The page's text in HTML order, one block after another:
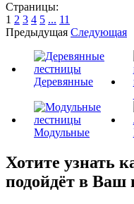
Страницы:
1 2 3 4 5 ... 11
Предыдущая Следующая
Деревянные
Модульные
Хотите узнать
подойдёт в Ваш